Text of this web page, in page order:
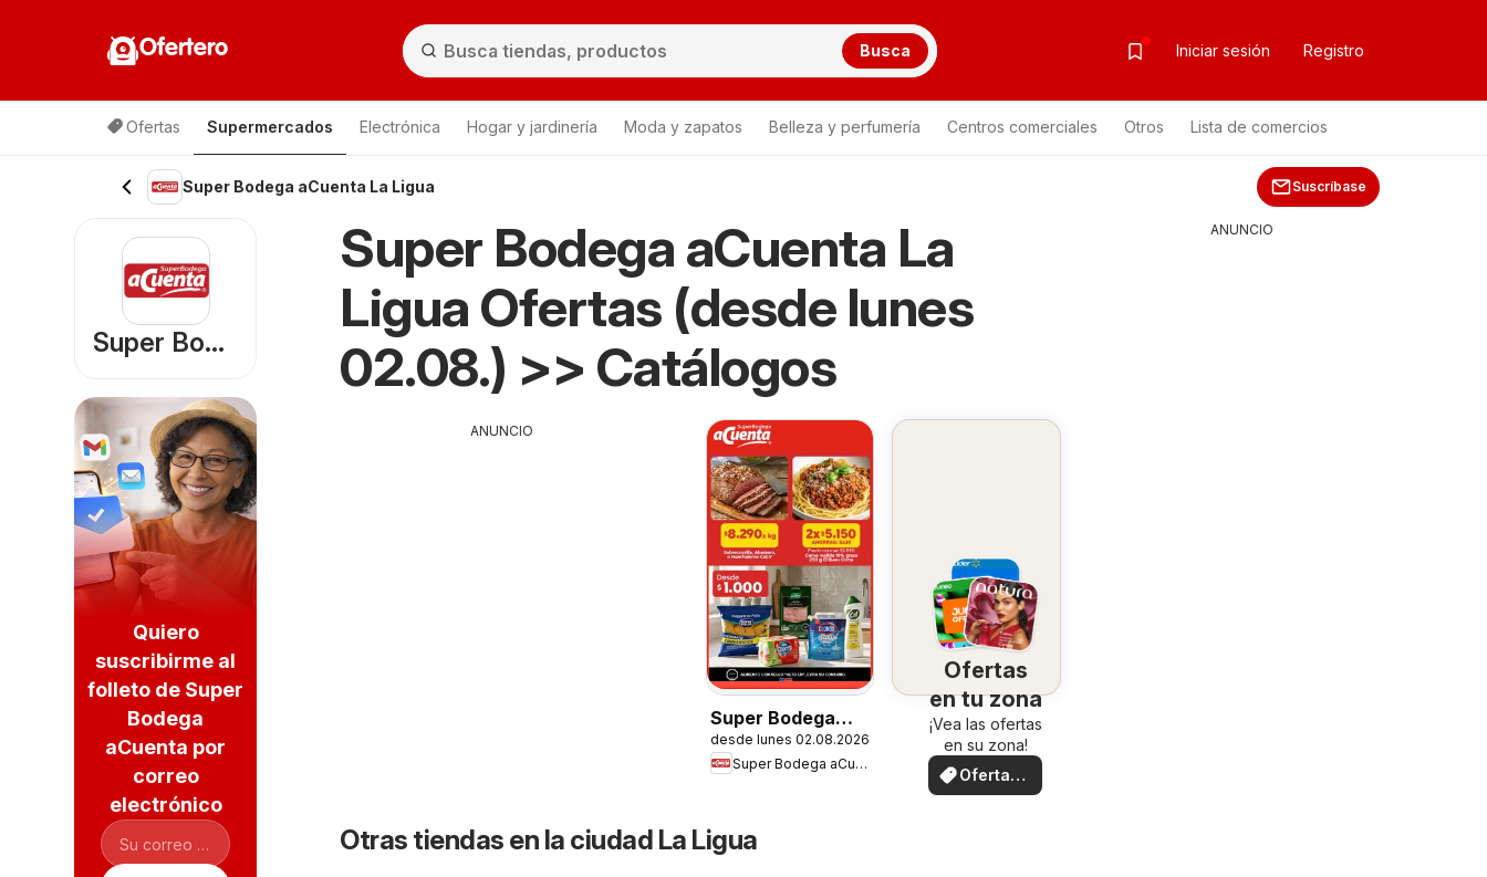
Ofertero Busca Iniciar sesión Registro
Ofertas Supermercados Electrónica Hogar y jardinería Moda y zapatos Belleza y perfumería Centros comerciales Otros Lista de comercios
Lista de productos
Super Bodega aCuenta La Ligua Suscríbase
Super Bodega aCuenta La
Ligua Ofertas (desde lunes
02.08.) >> Catálogos
ANUNCIO
Super Bodega
aCuenta Ofertas
desde lunes 02.08.2026
Super Bodega aCuenta
Ofertas
en tu zona
¡Vea las ofertas
en su zona!
Ofertas
locales
Otras tiendas en la ciudad La Ligua
Super Bodega aCuenta
Quiero
suscribirme al
folleto de Super
Bodega
aCuenta por
correo
electrónico
ANUNCIO